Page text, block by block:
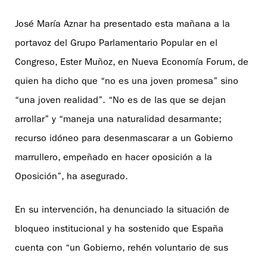
José María Aznar ha presentado esta mañana a la
portavoz del Grupo Parlamentario Popular en el
Congreso, Ester Muñoz, en Nueva Economía Forum, de
quien ha dicho que “no es una joven promesa” sino
“una joven realidad”. “No es de las que se dejan
arrollar” y “maneja una naturalidad desarmante;
recurso idóneo para desenmascarar a un Gobierno
marrullero, empeñado en hacer oposición a la
Oposición”, ha asegurado.
En su intervención, ha denunciado la situación de
bloqueo institucional y ha sostenido que España
cuenta con “un Gobierno, rehén voluntario de sus